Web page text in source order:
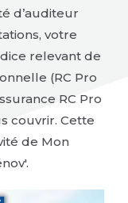
d’auditeur
votre
relevant de
(RC Pro
RC Pro
couvrir. Cette
de Mon